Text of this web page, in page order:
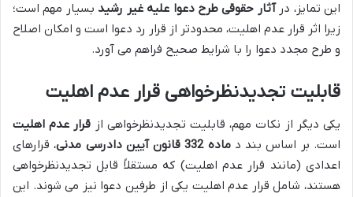
این تمایز، درآثار حقوقی طرح دعوا علیه غیر رشیدبسیار مهم است؛
زیرا اثر قرار عدم اهلیت، محدودتر از قرار رد دعوا است و امکان اصلاح
و طرح مجدد دعوا را با شرایط صحیح فراهم می آورد.
قابلیت تجدیدنظرخواهی قرار عدم اهلیت
یکی دیگر از نکات مهم، قابلیت تجدیدنظرخواهی از قرار عدم اهلیت
است. بر اساس بند دماده 332 قانون آیین دادرسی مدنی
، قرارهای
اعدادی (مانند قرار عدم اهلیت) که مستقلاً قابل تجدیدنظرخواهی
هستند، شامل قرار عدم اهلیت یکی از طرفین دعوا نیز می شوند. این